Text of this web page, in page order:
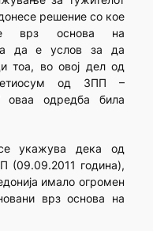
решение со кое
врз основа на
да е услов за да
тоа, во овој дел од
од ЗПП –
оваа одредба била
се укажува дека од
(09.09.2011 година),
имало огромен
врз основа на